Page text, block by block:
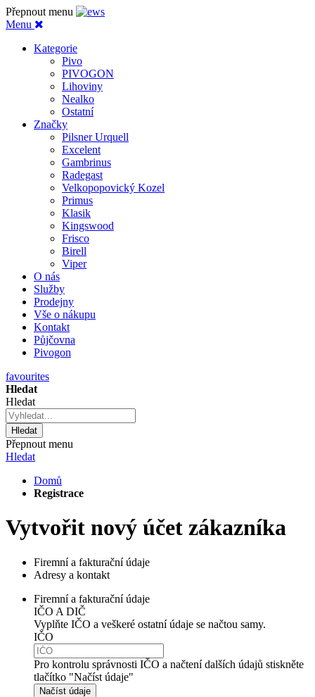
Přepnout menu
Menu
Kategorie
Pivo
PIVOGON
Lihoviny
Nealko
Ostatní
Značky
Pilsner Urquell
Excelent
Gambrinus
Radegast
Velkopopovický Kozel
Primus
Klasik
Kingswood
Frisco
Birell
Viper
O nás
Služby
Prodejny
Vše o nákupu
Kontakt
Půjčovna
Pivogon
favourites
Hledat
Hledat
Hledat
Přepnout menu
Hledat
Domů
Registrace
Vytvořit nový účet zákazníka
Firemní a fakturační údaje
Adresy a kontakt
Firemní a fakturační údaje
IČO A DIČ
Vyplňte IČO a veškeré ostatní údaje se načtou samy.
IČO
Pro kontrolu správnosti IČO a načtení dalších údajů stiskněte
tlačítko "Načíst údaje"
Načíst údaje